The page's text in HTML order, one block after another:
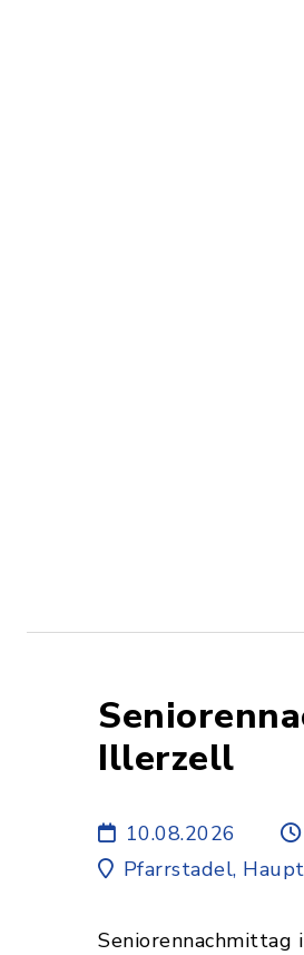
Illerzell
10.08.2026
Pfarrstadel,
Seniorennachmittag